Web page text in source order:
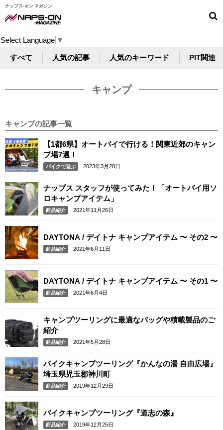
ナップス-オン マガジン
Select Language ▼
すべて 人気の記事 人気のキーワード PIT関連
キャンプ
キャンプの記事一覧
【1都6県】オートバイで行ける！関東近郊のキャン
プ場7選！
バイクで遊ぶ 2023年3月28日
ナップス スタッフが使ってみた！「オートバイ用ソ
ロキャンプアイテム」
商品紹介 2021年11月26日
DAYTONA / デイトナ キャンプアイテム 〜 その2 〜
商品紹介 2021年6月11日
DAYTONA / デイトナ キャンプアイテム 〜 その1 〜
商品紹介 2021年6月4日
キャンプツーリングに最適なバッグや積載製品のご
紹介
商品紹介 2021年5月28日
バイクキャンプツーリング『かんなの湯 自由広場』
埼玉県児玉郡神川町
商品紹介 2019年12月29日
バイクキャンプツーリング『道志の森』
商品紹介 2019年12月25日